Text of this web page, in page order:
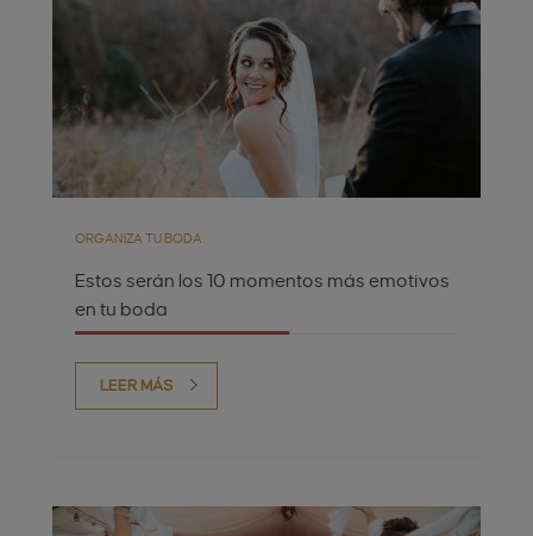
ORGANIZA TU BODA
Estos serán los 10 momentos más emotivos
en tu boda
LEER MÁS